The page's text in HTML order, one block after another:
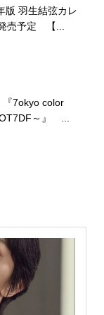
版 羽生結弦カレ
売予定 【...
7okyo color
～』 ...